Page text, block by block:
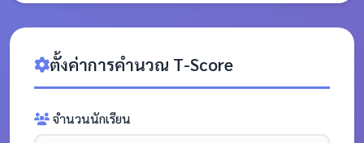
ตั้งค่าการคำนวณ T-Score
จำนวนนักเรียน